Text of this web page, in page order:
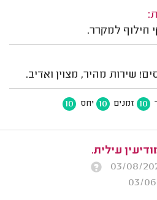
חילוף למקרר.
שירות מהיר, מצוין ואדיב.
10 זמנים 10 יחס 10
עילית.